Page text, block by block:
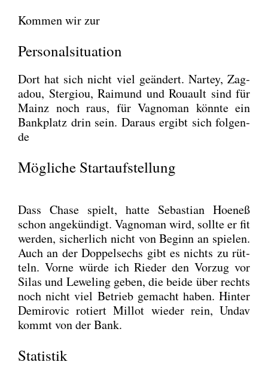
Kom­men wir zur
Personalsituation
Dort hat sich nicht viel geän­dert. Nar­tey, Zag­
adou, Ster­giou, Rai­mund und Rou­ault sind für
Mainz noch raus, für Vagno­man könn­te ein
Bank­platz drin sein. Dar­aus ergibt sich fol­gen­
de
Mögliche Startaufstellung
Dass Cha­se spielt, hat­te Sebas­ti­an Hoe­neß
schon ange­kün­digt. Vagno­man wird, soll­te er fit
wer­den, sicher­lich nicht von Beginn an spie­len.
Auch an der Dop­pel­sechs gibt es nichts zu rüt­
teln. Vor­ne wür­de ich Rie­der den Vor­zug vor
Silas und Lewe­ling geben, die bei­de über rechts
noch nicht viel Betrieb gemacht haben. Hin­ter
Demi­ro­vic rotiert Mil­lot wie­der rein, Undav
kommt von der Bank.
Statistik